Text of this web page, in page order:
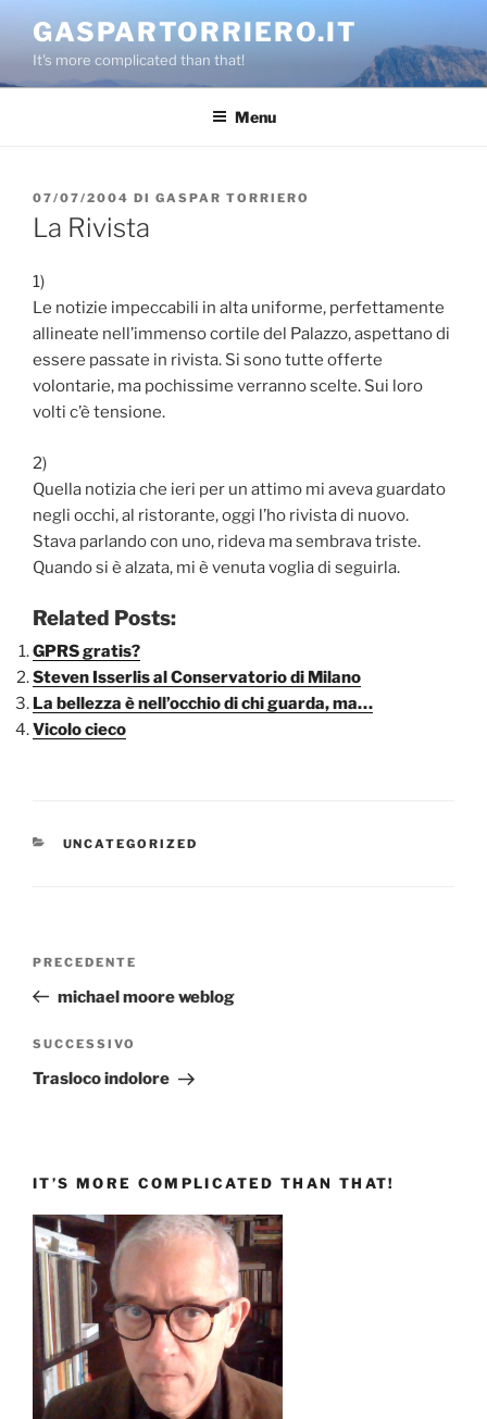
contenuto
GASPARTORRIERO.IT
It's more complicated than that!
Menu
PUBBLICATO
IL
07/07/2004 DI GASPAR TORRIERO
La Rivista
1)
Le notizie impeccabili in alta uniforme, perfettamente
allineate nell’immenso cortile del Palazzo, aspettano di
essere passate in rivista. Si sono tutte offerte
volontarie, ma pochissime verranno scelte. Sui loro
volti c’è tensione.
2)
Quella notizia che ieri per un attimo mi aveva guardato
negli occhi, al ristorante, oggi l’ho rivista di nuovo.
Stava parlando con uno, rideva ma sembrava triste.
Quando si è alzata, mi è venuta voglia di seguirla.
Related Posts:
GPRS gratis?
Steven Isserlis al Conservatorio di Milano
La bellezza è nell’occhio di chi guarda, ma…
Vicolo cieco
CATEGORIE
UNCATEGORIZED
Articolo
precedente:
PRECEDENTE
michael moore weblog
Articolo
successivo
SUCCESSIVO
Trasloco indolore
IT’S MORE COMPLICATED THAN THAT!